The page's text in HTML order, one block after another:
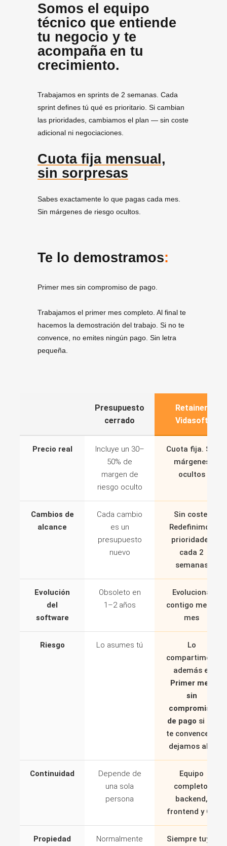
Somos el equipo
técnico que entiende
tu negocio y te
acompaña en tu
crecimiento.
Trabajamos en sprints de 2 semanas. Cada
sprint defines tú qué es prioritario. Si cambian
las prioridades, cambiamos el plan — sin coste
adicional ni negociaciones.
Cuota fija mensual,
sin sorpresas
Sabes exactamente lo que pagas cada mes.
Sin márgenes de riesgo ocultos.
Te lo demostramos:
Primer mes sin compromiso de pago.
Trabajamos el primer mes completo. Al final te
hacemos la demostración del trabajo. Si no te
convence, no emites ningún pago. Sin letra
pequeña.
Presupuesto
cerrado
Retainer
Vidasoft
Precio real
Incluye un 30–
50% de
margen de
riesgo oculto
Cuota fija. Sin
márgenes
ocultos
Cambios de
alcance
Cada cambio
es un
presupuesto
nuevo
Sin coste.
Redefinimos
prioridades
cada 2
semanas
Evolución
del
software
Obsoleto en
1–2 años
Evoluciona
contigo mes a
mes
Riesgo Lo asumes tú
Lo
compartimos,
además el
Primer mes
sin
compromiso
de pago si no
te convence lo
dejamos ahí.
Continuidad
Depende de
una sola
persona
Equipo
completo:
backend,
frontend y QA
Propiedad
Normalmente
Siempre tuyo.